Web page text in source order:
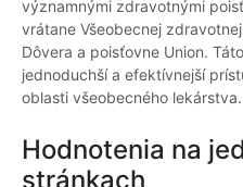
významnými zdravotnými
vrátane Všeobecnej
Dôvera a poisťovne Union.
jednoduchší a efektívnejší
oblasti všeobecného lekárstva.
Hodnotenia na
stránkach